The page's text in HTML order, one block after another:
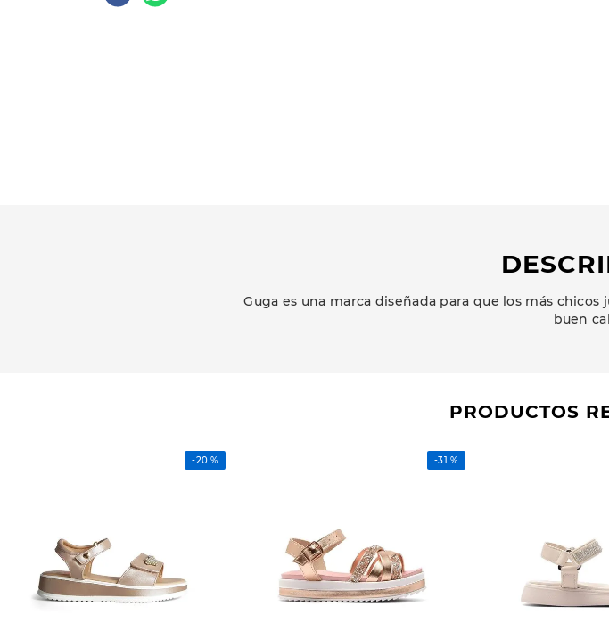
Guga es una marca diseñada para que los más
buen
PRODUCTOS
-20 % -31 %